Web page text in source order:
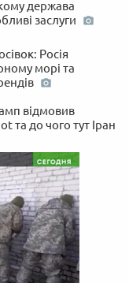
держава
заслуги
Росія
морі та
відмовив
та до чого тут Іран